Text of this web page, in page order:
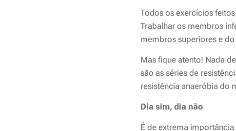
Todos os exercícios
Trabalhar os membros
membros superiores e
Mas fique atento! Nada
são as séries de
resistência anaeróbia do
Dia sim, dia não
É de extrema